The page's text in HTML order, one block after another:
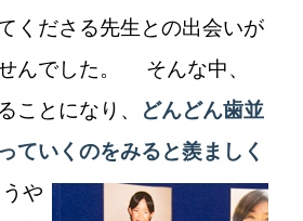
くださる先生との出会いが
んでした。 そんな中、
ことになり、
どんどん歯並
ていくのをみると羨ましく
や